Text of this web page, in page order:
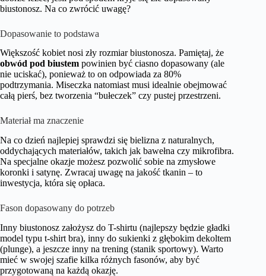
biustonosz. Na co zwrócić uwagę?
Dopasowanie to podstawa
Większość kobiet nosi zły rozmiar biustonosza. Pamiętaj, że
obwód pod biustem powinien być ciasno dopasowany (ale
nie uciskać), ponieważ to on odpowiada za 80%
podtrzymania. Miseczka natomiast musi idealnie obejmować
całą pierś, bez tworzenia “bułeczek” czy pustej przestrzeni.
Materiał ma znaczenie
Na co dzień najlepiej sprawdzi się bielizna z naturalnych,
oddychających materiałów, takich jak bawełna czy mikrofibra.
Na specjalne okazje możesz pozwolić sobie na zmysłowe
koronki i satynę. Zwracaj uwagę na jakość tkanin – to
inwestycja, która się opłaca.
Fason dopasowany do potrzeb
Inny biustonosz założysz do T-shirtu (najlepszy będzie gładki
model typu t-shirt bra), inny do sukienki z głębokim dekoltem
(plunge), a jeszcze inny na trening (stanik sportowy). Warto
mieć w swojej szafie kilka różnych fasonów, aby być
przygotowaną na każdą okazję.